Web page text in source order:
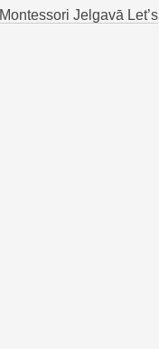
Montessori Jelgavā Let’s